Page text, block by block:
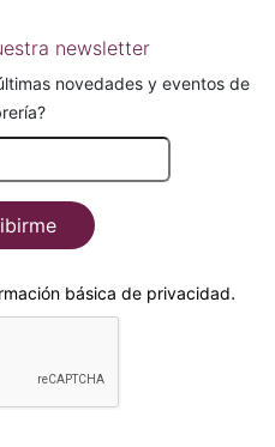
newsletter
novedades y eventos de
básica de privacidad.